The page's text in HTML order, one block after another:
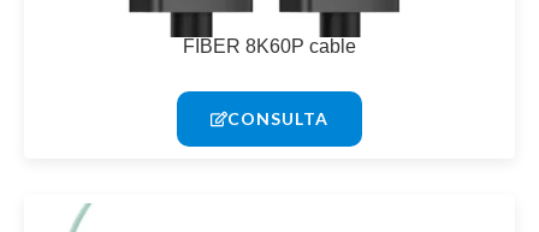
FIBER 8K60P cable
CONSULTA